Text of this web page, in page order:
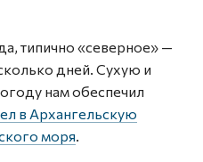
типично «северное» —
дней. Сухую и
нам обеспечил
в Архангельскую
моря.